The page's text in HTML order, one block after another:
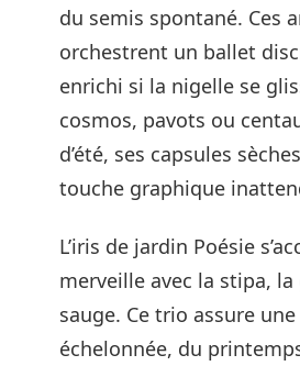
du semis spontané. Ces
orchestrent un ballet
enrichi si la nigelle se
cosmos, pavots ou
d’été, ses capsules
touche graphique
L’iris de jardin Poésie
merveille avec la stipa,
sauge. Ce trio assure
échelonnée, du